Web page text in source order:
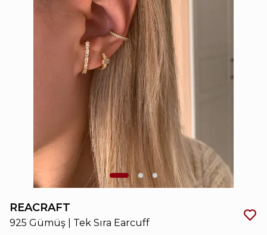
REACRAFT
925 Gümüş | Tek Sıra Earcuff